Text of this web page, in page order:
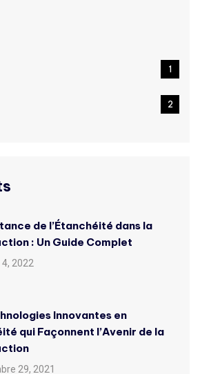
1
2
de l’Étanchéité dans la
: Un Guide Complet
2022
Innovantes en
qui Façonnent l’Avenir de la
29, 2021